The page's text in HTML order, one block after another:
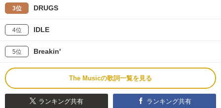
3位 DRUGS
4位 IDLE
5位 Breakin'
The Musicの歌詞一覧を見る
ランキング共有 ランキング共有